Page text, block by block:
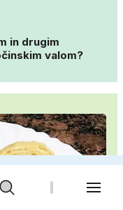
in drugim
valom?